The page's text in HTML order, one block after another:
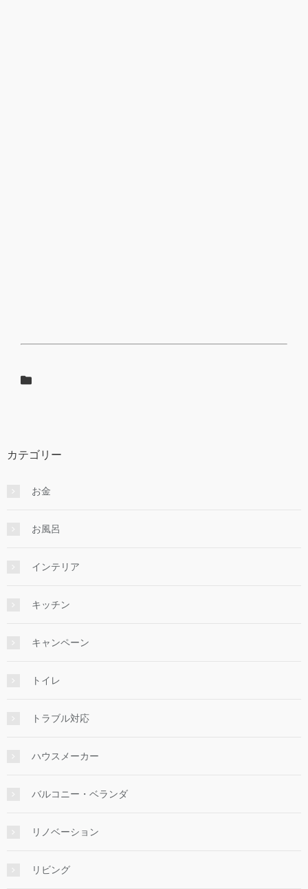
カテゴリー
お金
お風呂
インテリア
キッチン
キャンペーン
トイレ
トラブル対応
ハウスメーカー
バルコニー・ベランダ
リノベーション
リビング